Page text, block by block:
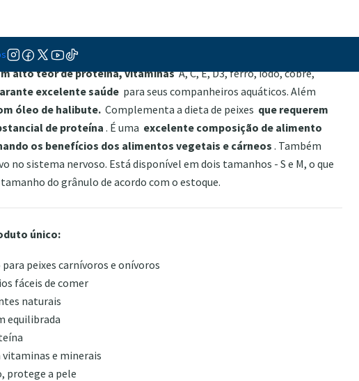
, este alimento fornece aos peixesproteína animal de alta
construção fundamental para
alto teor de proteína, vitaminasA, C, E, D3, ferro, iodo, cobre,
excelente saúde para seus companheiros aquáticos. Além
óleo de halibute. Complementa a dieta de peixes que requerem
de proteína . É uma excelente composição de alimento
os benefícios dos alimentos vegetais e cárneos . Também
no sistema nervoso. Está disponível em dois tamanhos - S e M, o que
do grânulo de acordo com o estoque.
único:
peixes carnívoros e onívoros
fáceis de comer
naturais
equilibrada
vitaminas e minerais
protege a pele